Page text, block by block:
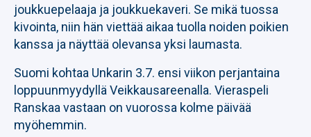
joukkuepelaaja ja joukkuekaveri. Se mikä tuossa
kivointa, niin hän viettää aikaa tuolla noiden poikien
kanssa ja näyttää olevansa yksi laumasta.
Suomi kohtaa Unkarin 3.7. ensi viikon perjantaina
loppuunmyydyllä Veikkausareenalla. Vieraspeli
Ranskaa vastaan on vuorossa kolme päivää
myöhemmin.